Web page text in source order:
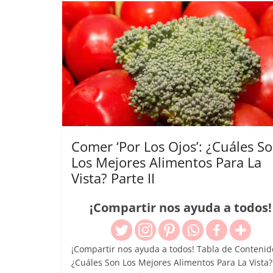
Comer ‘Por Los Ojos’: ¿Cuáles
Los Mejores Alimentos Para La
Vista? Parte II
¡Compartir nos ayuda a todos!
¡Compartir nos ayuda a todos! Tabla de
¿Cuáles Son Los Mejores Alimentos Para La Vista?